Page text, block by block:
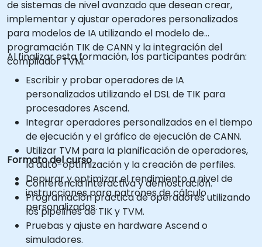
de sistemas de nivel avanzado que desean crear,
implementar y ajustar operadores personalizados
para modelos de IA utilizando el modelo de
programación TIK de CANN y la integración del
compilador TVM.
Al finalizar esta formación, los participantes podrán:
Escribir y probar operadores de IA
personalizados utilizando el DSL de TIK para
procesadores Ascend.
Integrar operadores personalizados en el tiempo
de ejecución y el gráfico de ejecución de CANN.
Utilizar TVM para la planificación de operadores,
la auto-optimización y la creación de perfiles.
Depurar y optimizar el rendimiento a nivel de
instrucciones para patrones de cálculo
personalizados.
Formato del curso
Conferencia interactiva y demostración.
Programación práctica de operadores utilizando
los pipelines de TIK y TVM.
Pruebas y ajuste en hardware Ascend o
simuladores.